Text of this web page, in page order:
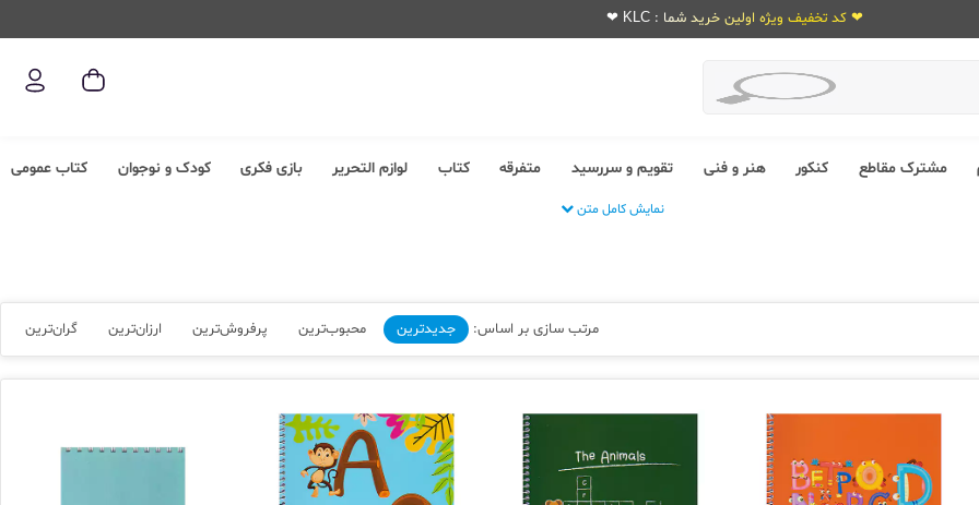
❤ کد تخفیف ویژه اولین خرید شما : KLC ❤
مشترک مقاطع کنکور هنر و فنی تقویم و سررسید متفرقه کتاب لوازم التحریر بازی فکری کودک و نوجوان کتاب عمومی
نمایش کامل متن
مرتب سازی بر اساس: جدیدترین محبوب‌ترین پرفروش‌ترین ارزان‌ترین گران‌ترین